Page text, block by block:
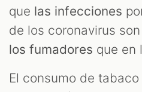
que las infecciones
de los coronavirus son
los fumadores que en
El consumo de